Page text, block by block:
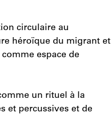
circulaire au
héroïque du migrant et
espace de
un rituel à la
et percussives et de